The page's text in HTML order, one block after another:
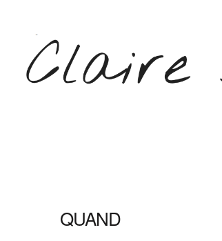
contenu
(Pressez
QUAND